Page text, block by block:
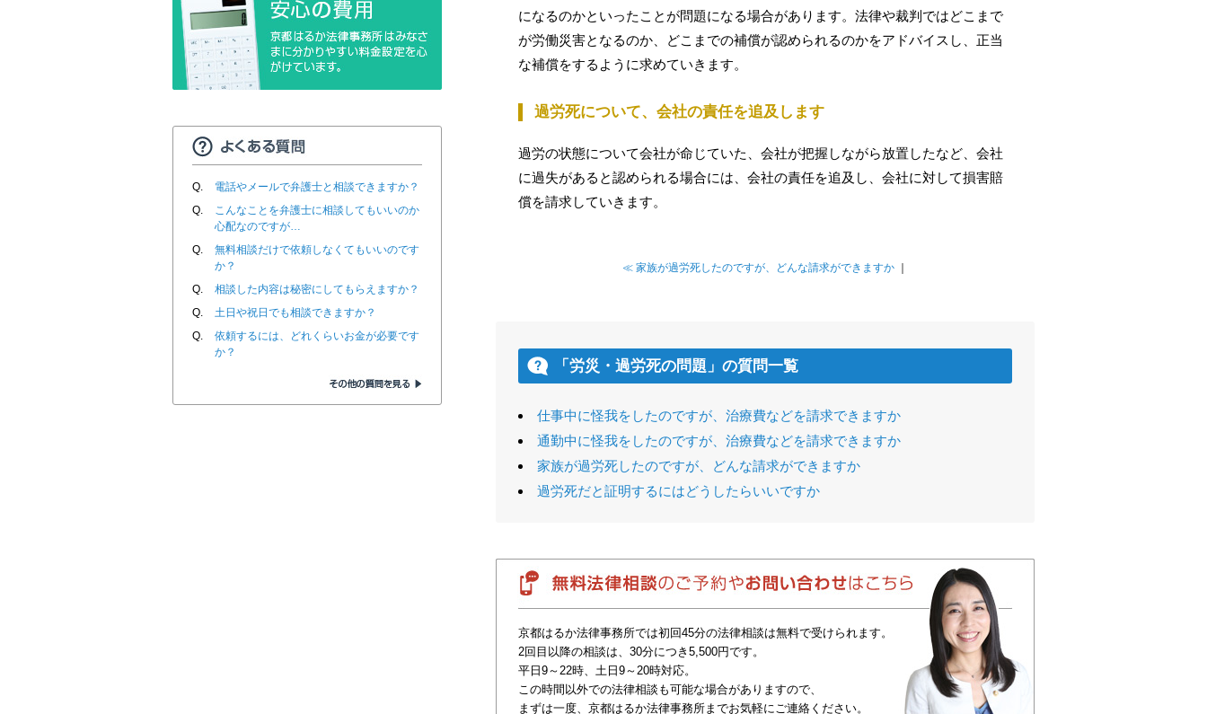
になるのかといったことが問題になる場合があります。法律や裁判ではどこまで
が労働災害となるのか、どこまでの補償が認められるのかをアドバイスし、正当
な補償をするように求めていきます。
過労死について、会社の責任を追及します
過労の状態について会社が命じていた、会社が把握しながら放置したなど、会社
に過失があると認められる場合には、会社の責任を追及し、会社に対して損害賠
償を請求していきます。
≪ 家族が過労死したのですが、どんな請求ができますか
「労災・過労死の問題」の質問一覧
仕事中に怪我をしたのですが、治療費などを請求できますか
通勤中に怪我をしたのですが、治療費などを請求できますか
家族が過労死したのですが、どんな請求ができますか
過労死だと証明するにはどうしたらいいですか
京都はるか法律事務所では初回45分の法律相談は無料で受けられます。
2回目以降の相談は、30分につき5,500円です。
平日9～22時、土日9～20時対応。
この時間以外での法律相談も可能な場合がありますので、
まずは一度、京都はるか法律事務所までお気軽にご連絡ください。
Q.
電話やメールで弁護士と相談できますか？
Q.
こんなことを弁護士に相談してもいいのか
心配なのですが…
Q.
無料相談だけで依頼しなくてもいいのです
か？
Q.
相談した内容は秘密にしてもらえますか？
Q.
土日や祝日でも相談できますか？
Q.
依頼するには、どれくらいお金が必要です
か？